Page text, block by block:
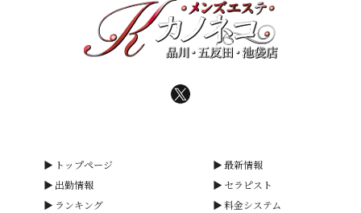
トップページ
最新情報
出勤情報
セラピスト
ランキング
料金システム